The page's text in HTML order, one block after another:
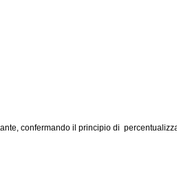
confermando il principio di